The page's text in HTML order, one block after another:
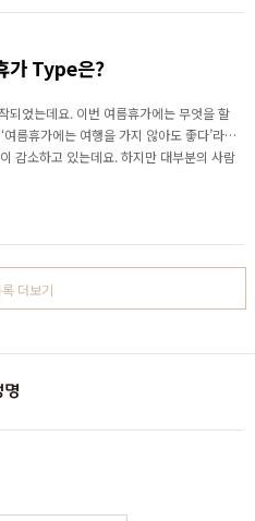
, 클레오파트라라는 이름은 마케도니아의
가 Type은?
되었는데요. 이번 여름휴가에는 무엇을 할
름휴가에는 여행을 가지 않아도 좋다’라고
감소하고 있는데요. 하지만 대부분의 사람
다. 당신의 여름휴가 Type은 무엇인가요?
) 지금 한화생명과 함께 확인하세요! 10명
행을 떠나는 사람이 가장 많음. 여름휴가 평
336만원. 떠나고 싶은 국내여행지, 남자는
더보기